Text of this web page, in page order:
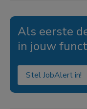
Als eerste
in jouw
Stel JobAlert in!